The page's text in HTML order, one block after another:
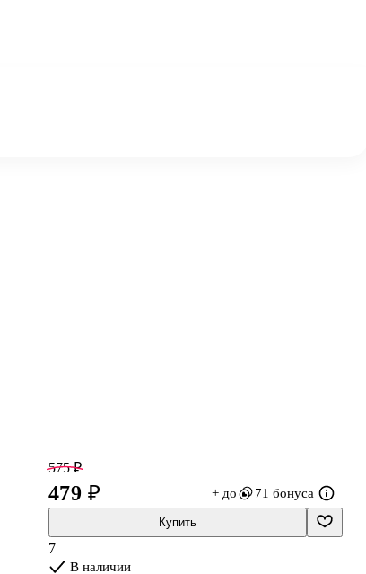
575 ₽
479 ₽ + до 71 бонуса
Купить
7
В наличии